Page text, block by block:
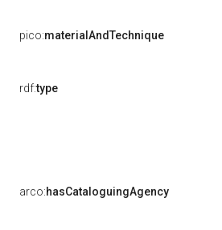
pico:materialAndTechnique
rdf:type
arco:hasCataloguingAgency